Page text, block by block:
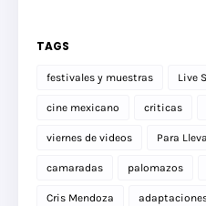
TAGS
festivales y muestras Live
cine mexicano criticas
viernes de videos Para
camaradas palomazos
Cris Mendoza